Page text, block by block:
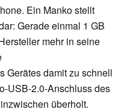
Ein Manko stellt
Gerade einmal 1 GB
mehr in seine
Gerätes damit zu schnell
USB-2.0-Anschluss des
überholt.